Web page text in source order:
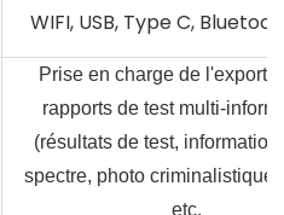
WIFI, USB, Type C,
Prise en charge de
rapports de test multi-
(résultats de test,
spectre, photo
etc.